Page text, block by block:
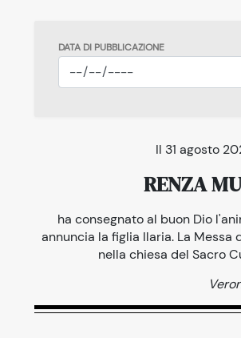
DATA DI PUBBLICAZIONE
Il 31 agosto
RENZA
ha consegnato al buon Dio
annuncia la figlia Ilaria. La
nella chiesa del Sacro